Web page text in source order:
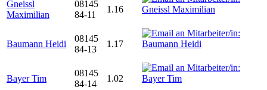
Gneissl
Maximilian
08145
84-11
1.16
Baumann Heidi
08145
84-13
1.17
Bayer Tim
08145
84-14
1.02